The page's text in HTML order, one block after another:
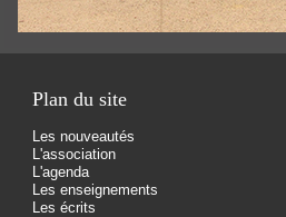
Plan du site
Les nouveautés
L'association
L'agenda
Les enseignements
Les écrits